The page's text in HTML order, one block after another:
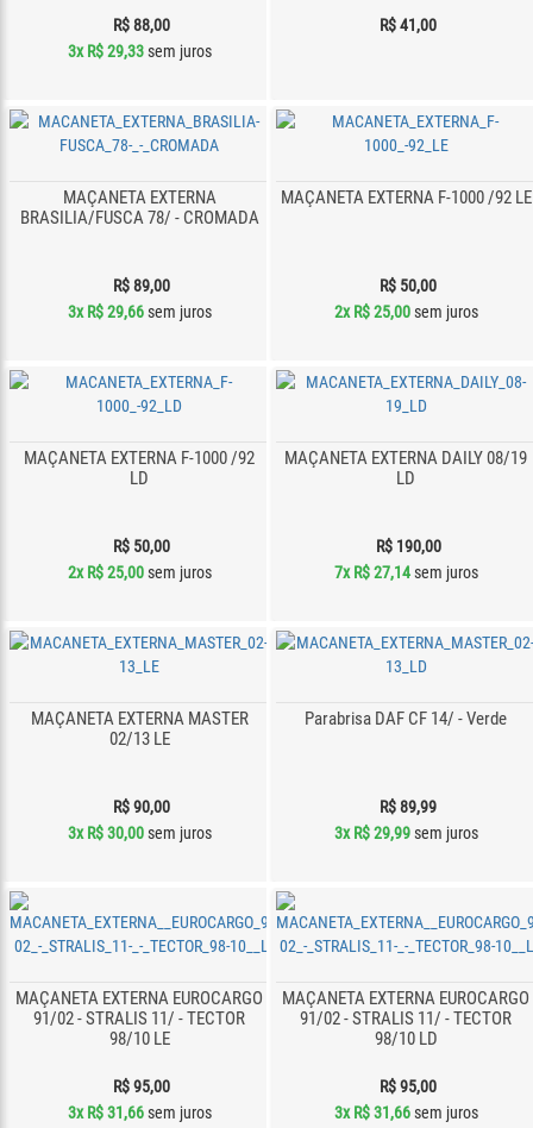
R$ 88,00
3x R$ 29,33sem juros
R$ 41,00
MAÇANETA EXTERNA
BRASILIA/FUSCA 78/ - CROMADA
R$ 89,00
3x R$ 29,66sem juros
MAÇANETA EXTERNA F-1000 /92 LE
R$ 50,00
2x R$ 25,00sem juros
MAÇANETA EXTERNA F-1000 /92
LD
R$ 50,00
2x R$ 25,00sem juros
MAÇANETA EXTERNA DAILY 08/19
LD
R$ 190,00
7x R$ 27,14sem juros
MAÇANETA EXTERNA MASTER
02/13 LE
R$ 90,00
3x R$ 30,00sem juros
Parabrisa DAF CF 14/ - Verde
R$ 89,99
3x R$ 29,99sem juros
MAÇANETA EXTERNA EUROCARGO
91/02 - STRALIS 11/ - TECTOR
98/10 LE
R$ 95,00
3x R$ 31,66sem juros
MAÇANETA EXTERNA EUROCARGO
91/02 - STRALIS 11/ - TECTOR
98/10 LD
R$ 95,00
3x R$ 31,66sem juros